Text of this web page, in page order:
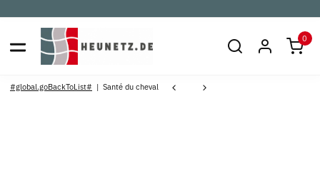
0
#global.goBackToList# Santé du cheval